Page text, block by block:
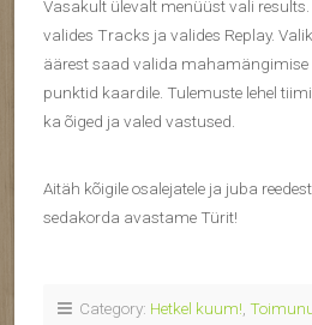
Vasakult ülevalt menüüst vali results.
valides Tracks ja valides Replay.
äärest saad valida mahamängimise
punktid kaardile. Tulemuste lehel
ka õiged ja valed vastused.
Aitäh kõigile osalejatele ja juba
sedakorda avastame Türit!
Category: Hetkel kuum!